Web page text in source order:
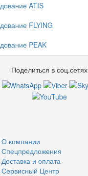
ATIS
FLYING
PEAK
Поделиться в соц.сетях
О компании
Спецпредложения
Доставка и оплата
Сервисный Центр